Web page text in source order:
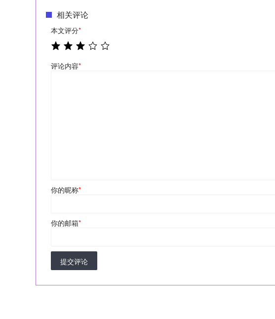
相关评论
本文评分*
评论内容*
你的昵称*
你的邮箱*
提交评论